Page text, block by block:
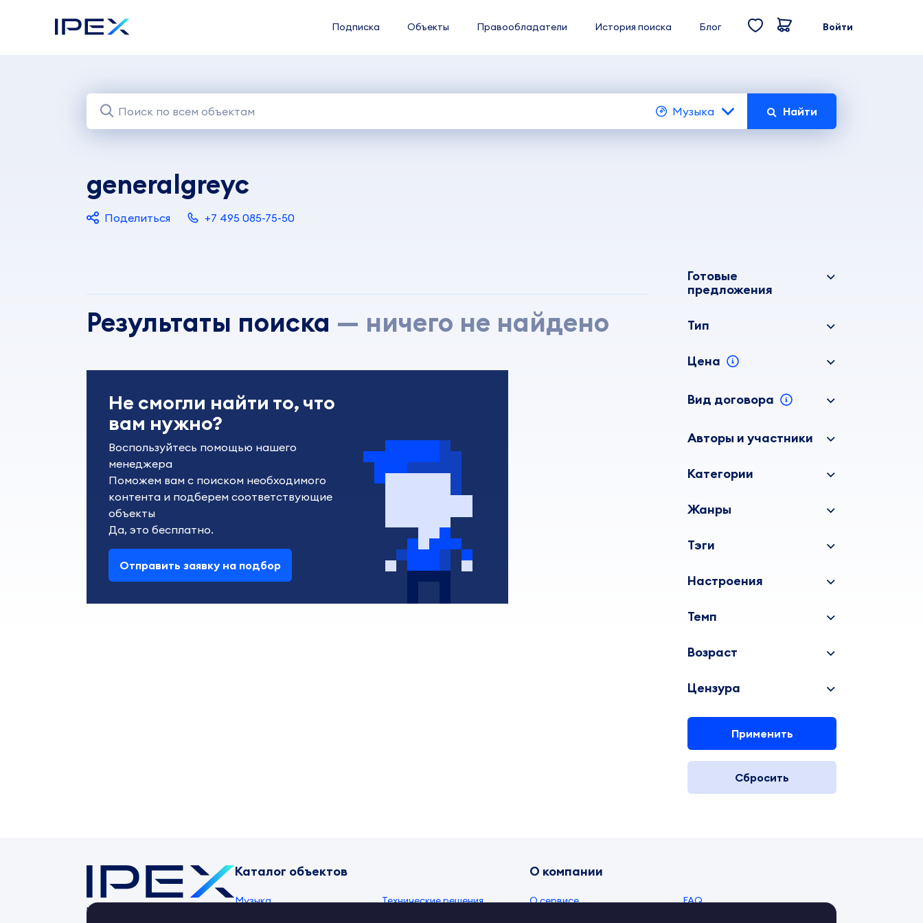
Подписка Объекты Правообладатели История поиска Блог Войти
Музыка Найти
generalgreyc
Поделиться +7 495 085-75-50
Результаты поиска ничего не найдено
Не смогли найти то, что
вам нужно?
Воспользуйтесь помощью нашего
менеджера
Поможем вам с поиском необходимого
контента и подберем соответствующие
объекты
Да, это бесплатно.
Отправить заявку на подбор
Готовые
предложения
Тип
Цена
Вид договора
Авторы и участники
Категории
Жанры
Тэги
Настроения
Темп
Возраст
Цензура
Применить
Сбросить
Контент-маркет
Каталог объектов
Музыка Технические решения
О компании
О сервисе FAQ